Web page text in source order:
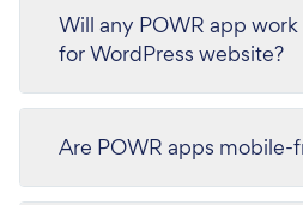
Will any POWR app
for WordPress website?
Are POWR apps mobile-